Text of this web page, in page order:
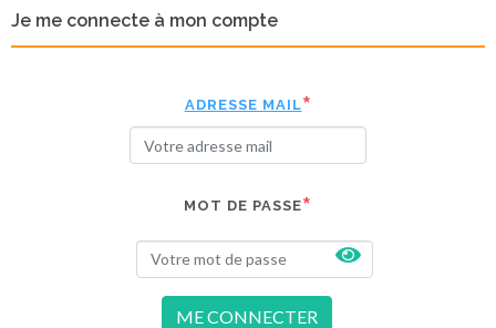
Je me connecte à mon compte
ADRESSE MAIL
MOT DE PASSE
ME CONNECTER